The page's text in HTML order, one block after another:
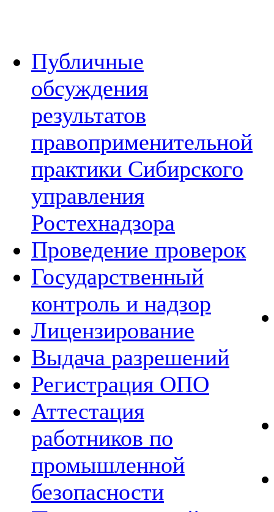
Публичные
обсуждения
результатов
правоприменительной
практики Сибирского
управления
Ростехнадзора
Проведение проверок
Государственный
контроль и надзор
Лицензирование
Выдача разрешений
Регистрация ОПО
Аттестация
работников по
промышленной
безопасности